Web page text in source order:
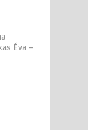
Éva –